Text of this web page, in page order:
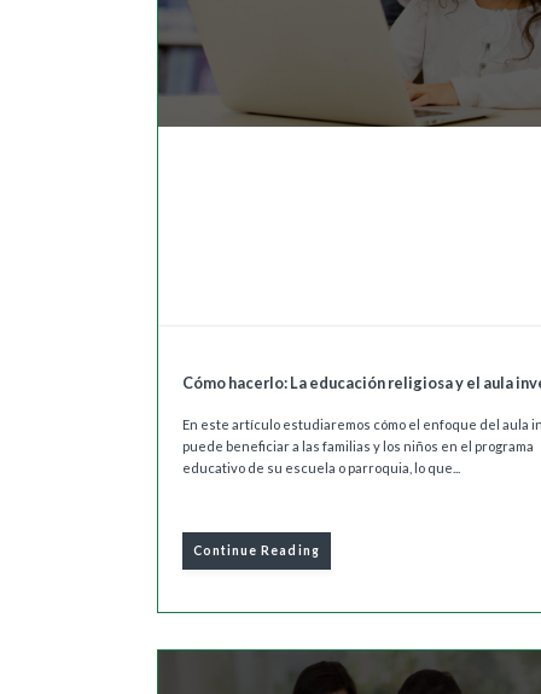
Cómo hacerlo: La educación religiosa y el aula
En este artículo estudiaremos cómo el enfoque del aula
puede beneficiar a las familias y los niños en el programa
educativo de su escuela o parroquia, lo que...
Continue Reading